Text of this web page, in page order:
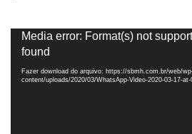
Tocador
Media error: Format(s) not
found
Fazer download do arquivo: https://sbmh.com.br/web/
content/uploads/2020/03/WhatsApp-Video-2020-03-17-